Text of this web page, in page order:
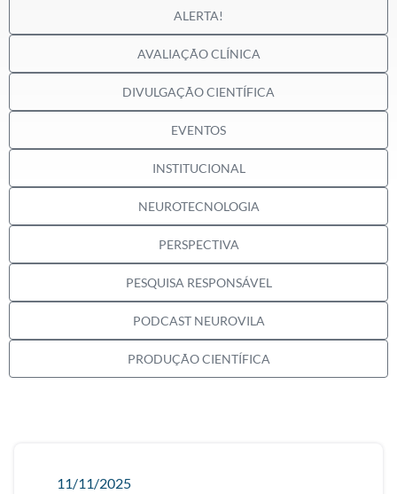
ALERTA!
AVALIAÇÃO CLÍNICA
DIVULGAÇÃO CIENTÍFICA
EVENTOS
INSTITUCIONAL
NEUROTECNOLOGIA
PERSPECTIVA
PESQUISA RESPONSÁVEL
PODCAST NEUROVILA
PRODUÇÃO CIENTÍFICA
11/11/2025